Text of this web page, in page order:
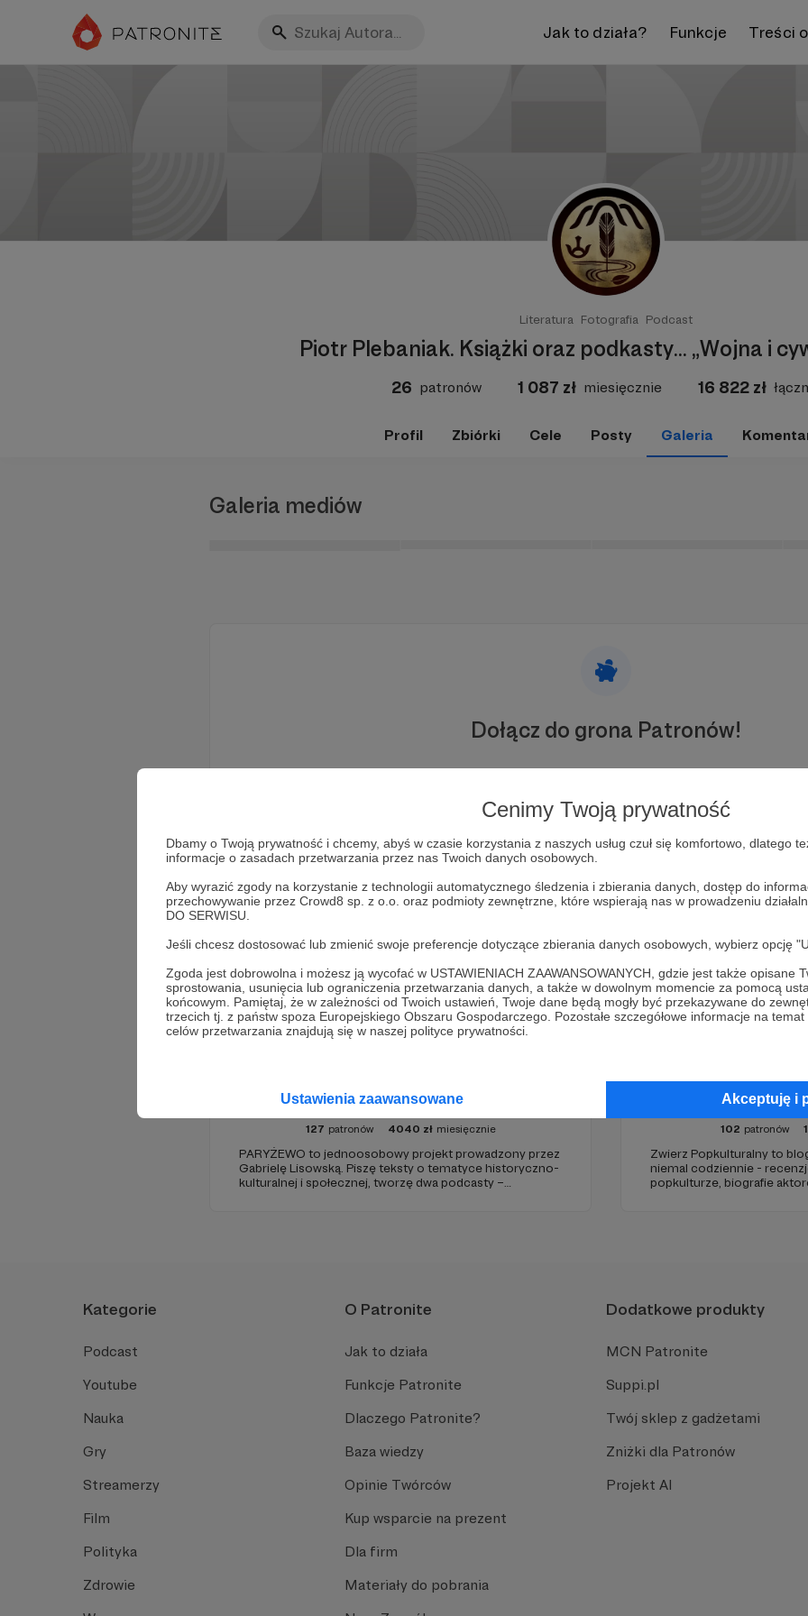
Cenimy Twoją prywatność
Dbamy o Twoją prywatność i chcemy, abyś w czasie korzystania z naszych usług czuł się komfortowo, dlatego
informacje o zasadach przetwarzania przez nas Twoich danych osobowych.
Aby wyrazić zgody na korzystanie z technologii automatycznego śledzenia i zbierania danych, dostęp do
przechowywanie przez Crowd8 sp. z o.o. oraz podmioty zewnętrzne, które wspierają nas w prowadzeniu
DO SERWISU.
Jeśli chcesz dostosować lub zmienić swoje preferencje dotyczące zbierania danych osobowych, wybierz opcję
Zgoda jest dobrowolna i możesz ją wycofać w USTAWIENIACH ZAAWANSOWANYCH, gdzie jest także opisane
sprostowania, usunięcia lub ograniczenia przetwarzania danych, a także w dowolnym momencie za pomocą
końcowym. Pamiętaj, że w zależności od Twoich ustawień, Twoje dane będą mogły być przekazywane do
trzecich tj. z państw spoza Europejskiego Obszaru Gospodarczego. Pozostałe szczegółowe informacje na
celów przetwarzania znajdują się w naszej polityce prywatności.
Ustawienia zaawansowane Akceptuję i
Jak to działa? Funkcje Treści
Literatura Fotografia Podcast
Piotr Plebaniak. Książki oraz podkasty... „Wojna i
26 patronów 1 087 zł miesięcznie 16 822 zł
Profil Zbiórki Cele Posty Galeria
Galeria mediów
Dołącz do grona Patronów!
Zostań Patronem
Promowani autorzy
Paryżewo
127 patronów 4040 zł miesięcznie
PARYŻEWO to jednoosobowy projekt prowadzony przez
Gabrielę Lisowską. Piszę teksty o tematyce historyczno-
kulturalnej i społecznej, tworzę dwa podcasty –
Zwierz
102 patronów
Zwierz Popkulturalny to
niemal codziennie -
popkulturze, biografie
Kategorie
Podcast
Youtube
Nauka
Gry
Streamerzy
Film
Polityka
Zdrowie
O Patronite
Jak to działa
Funkcje Patronite
Dlaczego Patronite?
Baza wiedzy
Opinie Twórców
Kup wsparcie na prezent
Dla firm
Materiały do pobrania
Dodatkowe produkty
MCN Patronite
Suppi.pl
Twój sklep z gadżetami
Zniżki dla Patronów
Projekt AI